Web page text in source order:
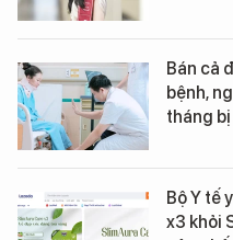
Bán cả
bệnh,
tháng
Bộ Y tế
x3 khỏi